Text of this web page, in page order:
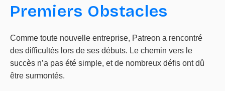
Premiers Obstacles
Comme toute nouvelle entreprise, Patreon a rencontré
des difficultés lors de ses débuts. Le chemin vers le
succès n’a pas été simple, et de nombreux défis ont dû
être surmontés.